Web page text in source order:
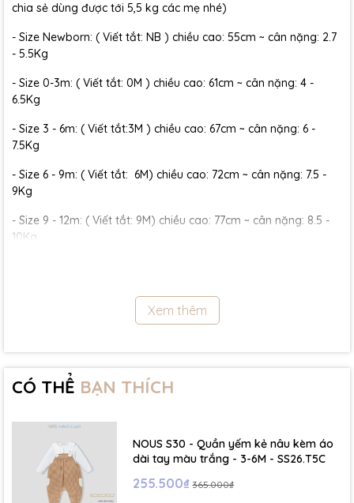
chia sẻ dùng được tới 5,5 kg các mẹ nhé)
- Size Newborn: ( Viết tắt: NB ) chiều cao: 55cm ~ cân nặng: 2.7
- 5.5Kg
- Size 0-3m: ( Viết tắt: 0M ) chiều cao: 61cm ~ cân nặng: 4 -
6.5Kg
- Size 3 - 6m: ( Viết tắt:3M ) chiều cao: 67cm ~ cân nặng: 6 -
7.5Kg
- Size 6 - 9m: ( Viết tắt: 6M) chiều cao: 72cm ~ cân nặng: 7.5 -
9Kg
- Size 9 - 12m: ( Viết tắt: 9M) chiều cao: 77cm ~ cân nặng: 8.5 -
10Kg
- Size 18 - 24m:( Viết tắt: 18M) chiều cao: 86cm ~ cân nặng: 11.5 -
- Size 2 - 3Y: ( Viết tắt: 2Y) chiều cao: 86 - 96cm ~ cân nặng: 13 -
15Kg
17Kg
- Size 4 - 5Y: ( Viết tắt: 4Y) chiều cao: 107 - 114cm ~ cân nặng: 17
- Size 5 - 6Y: ( Viết tắt: 5Y) chiều cao: 114 - 122cm ~ cân nặng: 19
Xem thêm
CÓ THỂ BẠN THÍCH
NOUS S30 - Quần yếm kẻ nâu kèm áo
dài tay màu trắng - 3-6M - SS26.T5C
255.500₫ 365.000₫